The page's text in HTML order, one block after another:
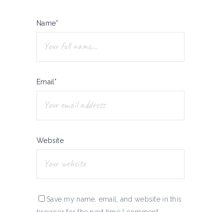
Name*
Email*
Website
Save my name, email, and website in this